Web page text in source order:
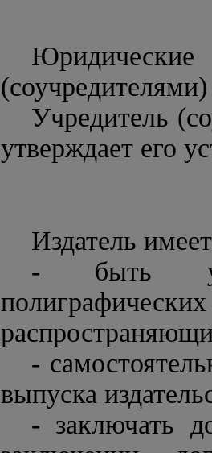
Учредитель
утверждает его
Издатель
- быть
-
выпуска
- заключать